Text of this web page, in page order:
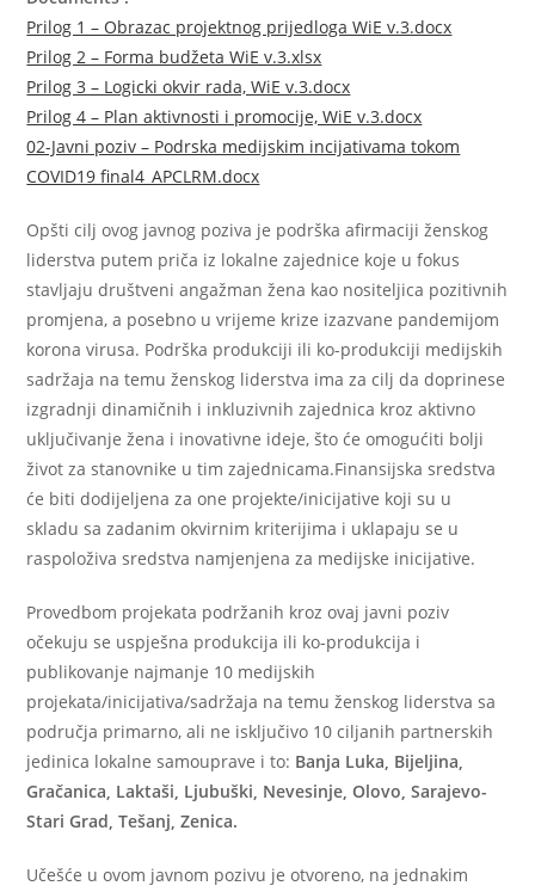
Prilog 1 – Obrazac projektnog prijedloga WiE v.3.docx
Prilog 2 – Forma budžeta WiE v.3.xlsx
Prilog 3 – Logicki okvir rada, WiE v.3.docx
Prilog 4 – Plan aktivnosti i promocije, WiE v.3.docx
02-Javni poziv – Podrska medijskim incijativama tokom
COVID19 final4_APCLRM.docx
Opšti cilj ovog javnog poziva je podrška afirmaciji ženskog
liderstva putem priča iz lokalne zajednice koje u fokus
stavljaju društveni angažman žena kao nositeljica pozitivnih
promjena, a posebno u vrijeme krize izazvane pandemijom
korona virusa. Podrška produkciji ili ko-produkciji medijskih
sadržaja na temu ženskog liderstva ima za cilj da doprinese
izgradnji dinamičnih i inkluzivnih zajednica kroz aktivno
uključivanje žena i inovativne ideje, što će omogućiti bolji
život za stanovnike u tim zajednicama.Finansijska sredstva
će biti dodijeljena za one projekte/inicijative koji su u
skladu sa zadanim okvirnim kriterijima i uklapaju se u
raspoloživa sredstva namjenjena za medijske inicijative.
Provedbom projekata podržanih kroz ovaj javni poziv
očekuju se uspješna produkcija ili ko-produkcija i
publikovanje najmanje 10 medijskih
projekata/inicijativa/sadržaja na temu ženskog liderstva sa
područja primarno, ali ne isključivo 10 ciljanih partnerskih
jedinica lokalne samouprave i to: Banja Luka, Bijeljina,
Gračanica, Laktaši, Ljubuški, Nevesinje, Olovo, Sarajevo-
Stari Grad, Tešanj, Zenica.
Učešće u ovom javnom pozivu je otvoreno, na jednakim